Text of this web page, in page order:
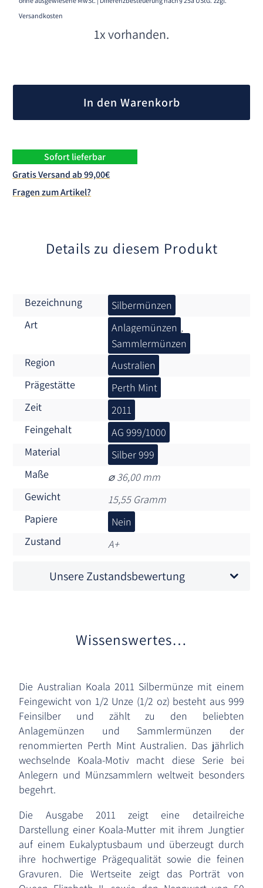
Versandkosten
1x vorhanden.
In den Warenkorb
Sofort lieferbar
Gratis Versand ab 99,00€
Fragen zum Artikel?
Details zu diesem Produkt
Bezeichnung
Silbermünzen
Art
Anlagemünzen ,
Sammlermünzen
Region
Australien
Prägestätte
Perth Mint
Zeit
2011
Feingehalt
AG 999/1000
Material
Silber 999
Maße
⌀ 36,00 mm
Gewicht
15,55 Gramm
Papiere
Nein
Zustand
A+
Unsere Zustandsbewertung
Wissenswertes…
Die Australian Koala 2011 Silbermünze mit einem
Feingewicht von 1/2 Unze (1/2 oz) besteht aus 999
Feinsilber und zählt zu den beliebten
Anlagemünzen und Sammlermünzen der
renommierten Perth Mint Australien. Das jährlich
wechselnde Koala-Motiv macht diese Serie bei
Anlegern und Münzsammlern weltweit besonders
begehrt.
Die Ausgabe 2011 zeigt eine detailreiche
Darstellung einer Koala-Mutter mit ihrem Jungtier
auf einem Eukalyptusbaum und überzeugt durch
ihre hochwertige Prägequalität sowie die feinen
Gravuren. Die Wertseite zeigt das Porträt von